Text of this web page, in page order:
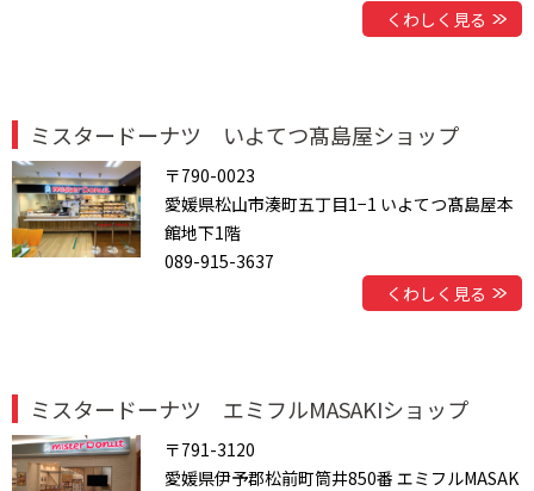
くわしく見る
ミスタードーナツ いよてつ髙島屋ショップ
〒790-0023
愛媛県松山市湊町五丁目1−1 いよてつ髙島屋本
館地下1階
089-915-3637
くわしく見る
ミスタードーナツ エミフルMASAKIショップ
〒791-3120
愛媛県伊予郡松前町筒井850番 エミフルMASAK